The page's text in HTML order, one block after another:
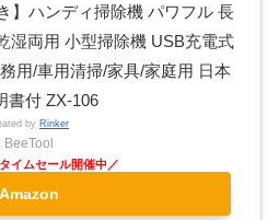
】ハンディ掃除機 パワフル 長
湿両用 小型掃除機 USB充電式
用/車用清掃/家具/家庭用 日本
書付 ZX-106
by Rinker
BeeTool
Amazon